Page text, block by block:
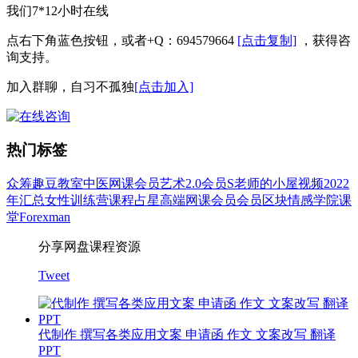
我们7*12小时在线
点右下角蓝色按钮，或者+Q：694579664 [点击复制] ，获得咨
询支持。
加入群聊，自习不孤独[点击加入]
热门标签
众筹趣豆教室中医网课会员艺术2.0会员S老师的小屋视频2022
年汇总女性训练营课程占星高端网课会员会员区块情感学院课
堂Forexman
分享网盘课程资源
Tweet
代制作 撰写各类应用文案 申请函 作文 文案改写 翻译
PPT